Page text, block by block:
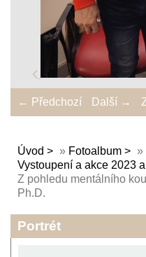
← Předchozí Další →
Úvod » Fotoalbum »
Vystoupení a akce 2023
Z pohledu mentálního
Ph.D.
Portrét